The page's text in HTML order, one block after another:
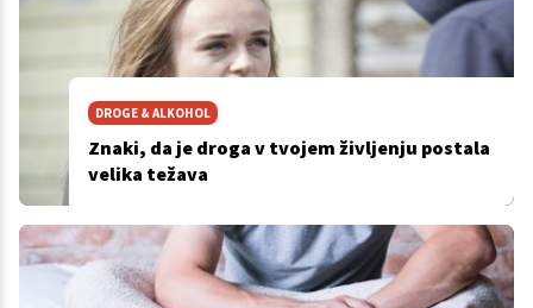
DROGE & ALKOHOL
Znaki, da je droga v tvojem življenju postala
velika težava